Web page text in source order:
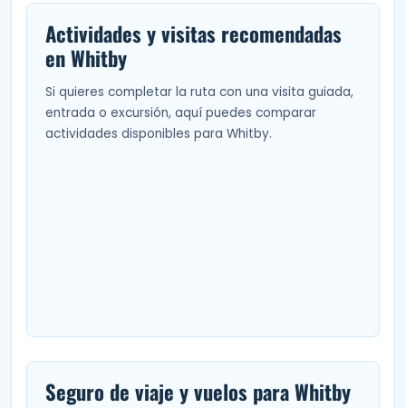
Actividades y visitas recomendadas
en Whitby
Si quieres completar la ruta con una visita guiada,
entrada o excursión, aquí puedes comparar
actividades disponibles para Whitby.
Seguro de viaje y vuelos para Whitby